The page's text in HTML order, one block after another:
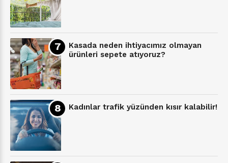
Kasada neden ihtiyacımız olmayan
ürünleri sepete atıyoruz?
Kadınlar trafik yüzünden kısır kalabilir!